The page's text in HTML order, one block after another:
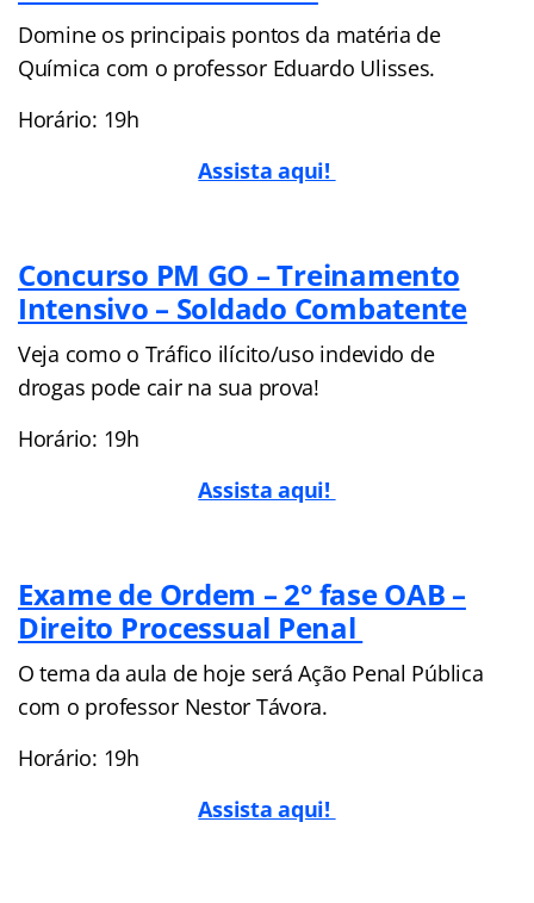
Domine os principais pontos da matéria de
Química com o professor Eduardo Ulisses.
Horário: 19h
Assista aqui!
Concurso PM GO – Treinamento
Intensivo – Soldado Combatente
Veja como o Tráfico ilícito/uso indevido de
drogas pode cair na sua prova!
Horário: 19h
Assista aqui!
Exame de Ordem – 2° fase OAB –
Direito Processual Penal
O tema da aula de hoje será Ação Penal Pública
com o professor Nestor Távora.
Horário: 19h
Assista aqui!